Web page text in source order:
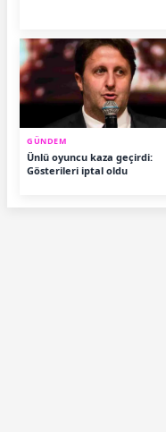
GÜNDEM
Ünlü oyuncu kaza geçirdi:
Gösterileri iptal oldu